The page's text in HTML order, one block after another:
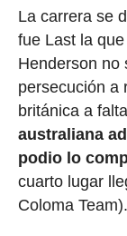
La carrera se
fue Last la
Henderson no
persecución a
británica a
australiana
podio lo
cuarto lugar
Coloma Team).